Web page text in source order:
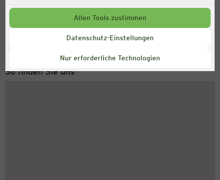
Allen Tools zustimmen
Datenschutz-Einstellungen
Nur erforderliche Technologien
Service Hotline
+43 (0) 1 2675 502
So finden Sie uns